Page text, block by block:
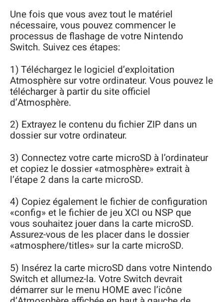
Une fois que vous avez tout le matériel
nécessaire, vous pouvez commencer le
processus de flashage de votre Nintendo
Switch. Suivez ces étapes:
1) Téléchargez le logiciel d’exploitation
Atmosphère sur votre ordinateur. Vous pouvez le
télécharger à partir du site officiel
d’Atmosphère.
2) Extrayez le contenu du fichier ZIP dans un
dossier sur votre ordinateur.
3) Connectez votre carte microSD à l’ordinateur
et copiez le dossier «atmosphère» extrait à
l’étape 2 dans la carte microSD.
4) Copiez également le fichier de configuration
«config» et le fichier de jeu XCI ou NSP que
vous souhaitez jouer dans la carte microSD.
Assurez-vous de les placer dans le dossier
«atmosphere/titles» sur la carte microSD.
5) Insérez la carte microSD dans votre Nintendo
Switch et allumez-la. Votre Switch devrait
démarrer sur le menu HOME avec l’icône